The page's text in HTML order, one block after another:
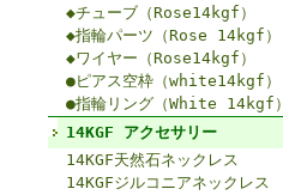
◆チューブ（Rose14kgf）
◆指輪パーツ（Rose 14kgf）
◆ワイヤー（Rose14kgf）
●ピアス空枠（white14kgf）
●指輪リング（White 14kgf）
14KGF アクセサリー
14KGF天然石ネックレス
14KGFジルコニアネックレス